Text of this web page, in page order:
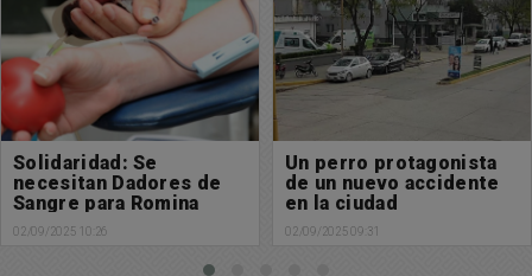
Un perro protagonista
de un nuevo accidente
en la ciudad
02/09/2025 09:31
Se encontró billetera
con documentación a
nombre de Marcela
Karina López
02/09/2025 08:01